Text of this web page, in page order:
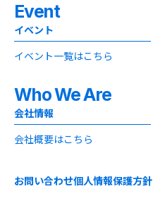
Event
イベント
イベント一覧はこちら
Who We Are
会社情報
会社概要はこちら
お問い合わせ個人情報保護方針